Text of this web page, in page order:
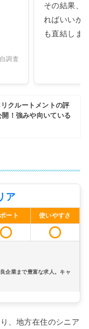
調査
その結果、
ればいいか
も直結しま
クルートメントの評
！強みや向いている
ア
ート 使いやすさ
企業まで豊富な求人。キャ
、地方在住のシニア